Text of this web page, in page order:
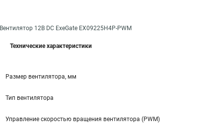
Вентилятор 12В DC ExeGate EX09225H4P-PWM
Технические характеристики
Размер вентилятора, мм
Тип вентилятора
Управление скоростью вращения вентилятора (PWM)